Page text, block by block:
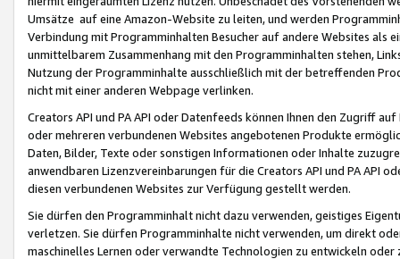
Umsätze auf eine Amazon-Website zu leiten, und werden
Verbindung mit Programminhalten Besucher auf andere Websites als
unmittelbarem Zusammenhang mit den Programminhalten stehen,
Nutzung der Programminhalte ausschließlich mit der betreffenden
nicht mit einer anderen Webpage verlinken.
Creators API und PA API oder Datenfeeds können Ihnen den Zugriff
oder mehreren verbundenen Websites angebotenen Produkte
Daten, Bilder, Texte oder sonstigen Informationen oder Inhalte
anwendbaren Lizenzvereinbarungen für die Creators API und PA API
diesen verbundenen Websites zur Verfügung gestellt werden.
Sie dürfen den Programminhalt nicht dazu verwenden, geistiges
verletzen. Sie dürfen Programminhalte nicht verwenden, um direkt
maschinelles Lernen oder verwandte Technologien zu entwickeln